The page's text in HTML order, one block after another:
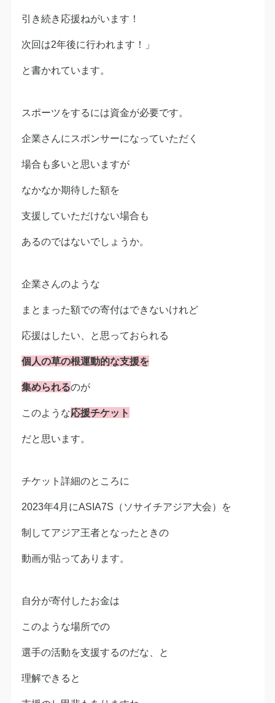
引き続き応援ねがいます！
次回は2年後に行われます！」
と書かれています。
スポーツをするには資金が必要です。
企業さんにスポンサーになっていただく
場合も多いと思いますが
なかなか期待した額を
支援していただけない場合も
あるのではないでしょうか。
企業さんのような
まとまった額での寄付はできないけれど
応援はしたい、と思っておられる
個人の草の根運動的な支援を
集められるのが
このような応援チケット
だと思います。
チケット詳細のところに
2023年4月にASIA7S（ソサイチアジア大会）を
制してアジア王者となったときの
動画が貼ってあります。
自分が寄付したお金は
このような場所での
選手の活動を支援するのだな、と
理解できると